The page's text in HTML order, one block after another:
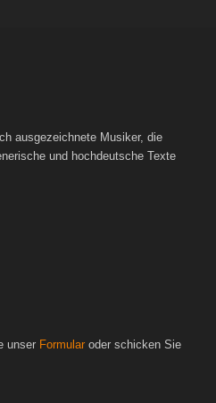
ausgezeichnete Musiker, die
und hochdeutsche Texte
unser Formular oder schicken Sie